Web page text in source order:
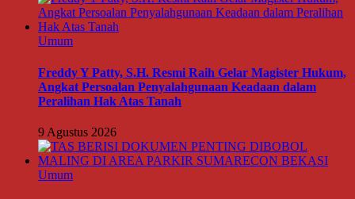
Umum
Freddy Y Patty, S.H. Resmi Raih Gelar Magister Hukum,
Angkat Persoalan Penyalahgunaan Keadaan dalam
Peralihan Hak Atas Tanah
9 Agustus 2026
Umum